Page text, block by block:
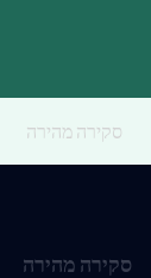
סקירה מהירה
סקירה מהירה